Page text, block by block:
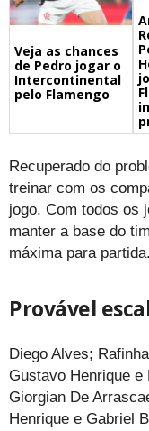
Veja as chances
de Pedro jogar o
Intercontinental
pelo Flamengo
Recuperado do
treinar com os
jogo. Com todos os
manter a base do
máxima para partida.
Provável
Diego Alves;
Gustavo Henrique
Giorgian De
Henrique e Gabriel